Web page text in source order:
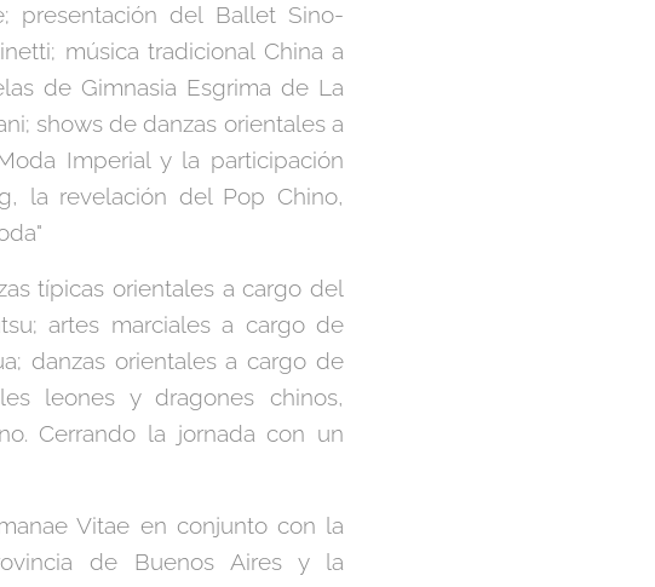
presentación del Ballet Sino-
música tradicional China a
de Gimnasia Esgrima de La
shows de danzas orientales a
Imperial y la participación
la revelación del Pop Chino,
típicas orientales a cargo del
artes marciales a cargo de
danzas orientales a cargo de
leones y dragones chinos,
Cerrando la jornada con un
Vitae en conjunto con la
de Buenos Aires y la